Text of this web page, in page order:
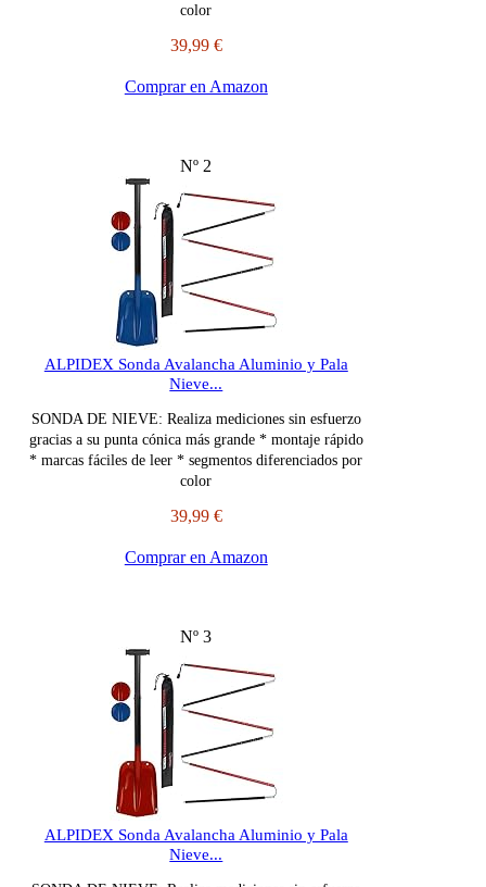
color
39,99 €
Comprar en Amazon
Nº 2
ALPIDEX Sonda Avalancha Aluminio y Pala
Nieve...
SONDA DE NIEVE: Realiza mediciones sin esfuerzo
gracias a su punta cónica más grande * montaje rápido
* marcas fáciles de leer * segmentos diferenciados por
color
39,99 €
Comprar en Amazon
Nº 3
ALPIDEX Sonda Avalancha Aluminio y Pala
Nieve...